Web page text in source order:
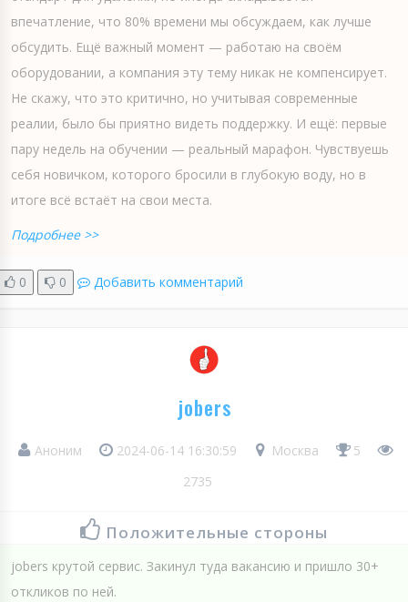
впечатление, что 80% времени мы обсуждаем, как лучше
обсудить. Ещё важный момент — работаю на своём
оборудовании, а компания эту тему никак не компенсирует.
Не скажу, что это критично, но учитывая современные
реалии, было бы приятно видеть поддержку. И ещё: первые
пару недель на обучении — реальный марафон. Чувствуешь
себя новичком, которого бросили в глубокую воду, но в
итоге всё встаёт на свои места.
Подробнее >>
0 0 Добавить комментарий
jobers
Аноним 2024-06-14 16:30:59 Москва
5
2735
Положительные стороны
jobers крутой сервис. Закинул туда вакансию и пришло 30+
откликов по ней.